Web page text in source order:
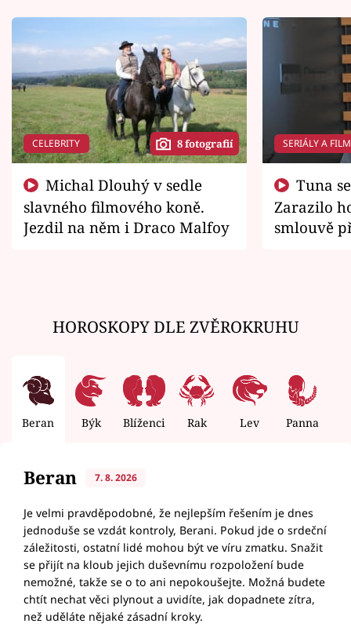
CELEBRITY 8 fotografií
slavného filmového koně.
Jezdil na něm i Draco Malfoy
SERIÁLY A
Zarazilo
smlouvě
HOROSKOPY DLE ZVĚROKRUHU
Beran Býk Blíženci Rak Lev Panna
Beran 7. 8. 2026
Je velmi pravděpodobné, že nejlepším řešením je dnes
jednoduše se vzdát kontroly, Berani. Pokud jde o srdeční
záležitosti, ostatní lidé mohou být ve víru zmatku. Snažit
se přijít na kloub jejich duševnímu rozpoložení bude
nemožné, takže se o to ani nepokoušejte. Možná budete
chtít nechat věci plynout a uvidíte, jak dopadnete zítra,
než uděláte nějaké zásadní kroky.